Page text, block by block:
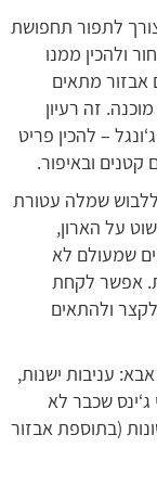
לתפור תחפושת
ולהכין ממנו
אבזור מתאים
זה רעיון
– להכין פריט
קטנים ובאיפור.
שמלה עטורת
על הארון,
שמעולם לא
אפשר לקחת
ולהתאים
עניבות ישנות,
שכבר לא
(בתוספת אבזור